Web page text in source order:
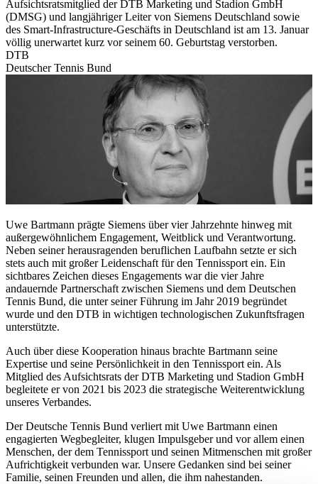
Aufsichtsratsmitglied der DTB Marketing und Stadion GmbH
(DMSG) und langjähriger Leiter von Siemens Deutschland sowie
des Smart-Infrastructure-Geschäfts in Deutschland ist am 13. Januar
völlig unerwartet kurz vor seinem 60. Geburtstag verstorben.
DTB
Deutscher Tennis Bund
Uwe Bartmann prägte Siemens über vier Jahrzehnte hinweg mit
außergewöhnlichem Engagement, Weitblick und Verantwortung.
Neben seiner herausragenden beruflichen Laufbahn setzte er sich
stets auch mit großer Leidenschaft für den Tennissport ein. Ein
sichtbares Zeichen dieses Engagements war die vier Jahre
andauernde Partnerschaft zwischen Siemens und dem Deutschen
Tennis Bund, die unter seiner Führung im Jahr 2019 begründet
wurde und den DTB in wichtigen technologischen Zukunftsfragen
unterstützte.
Auch über diese Kooperation hinaus brachte Bartmann seine
Expertise und seine Persönlichkeit in den Tennissport ein. Als
Mitglied des Aufsichtsrats der DTB Marketing und Stadion GmbH
begleitete er von 2021 bis 2023 die strategische Weiterentwicklung
unseres Verbandes.
Der Deutsche Tennis Bund verliert mit Uwe Bartmann einen
engagierten Wegbegleiter, klugen Impulsgeber und vor allem einen
Menschen, der dem Tennissport und seinen Mitmenschen mit großer
Aufrichtigkeit verbunden war. Unsere Gedanken sind bei seiner
Familie, seinen Freunden und allen, die ihm nahestanden.